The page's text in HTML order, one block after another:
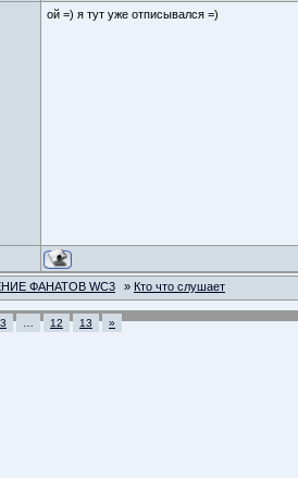
ой =) я тут уже отписывался =)
ФАНАТОВ WC3 » Кто что слушает
3 12 13 »